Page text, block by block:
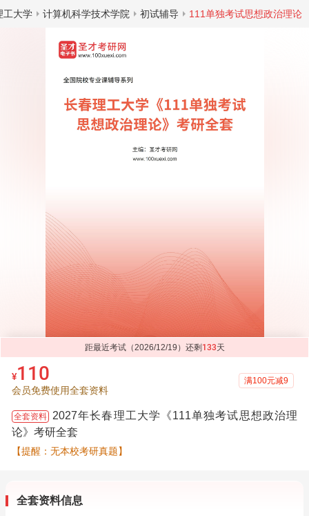
工大学 计算机科学技术学院 初试辅导 111单独考试思想政治理论
距最近考试（2026/12/19）还剩 133天
¥110
会员免费使用全套资料
满100元减9
全套资料
2027年长春理工大学《111单独考试思想政治理
论》考研全套
【提醒：无本校考研真题】
全套资料信息